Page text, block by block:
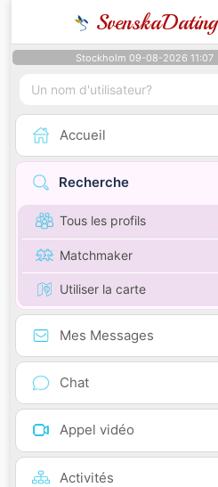
SvenskaDating
Stockholm 09-08-2026 11:07
Accueil
Recherche
Tous les profils
Matchmaker
Utiliser la carte
Mes Messages
Chat
Appel vidéo
Activités